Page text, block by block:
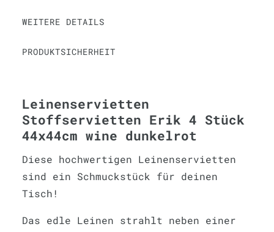
WEITERE DETAILS
PRODUKTSICHERHEIT
Leinenservietten
Stoffservietten Erik 4 Stück
44x44cm wine dunkelrot
Diese hochwertigen Leinenservietten
sind ein Schmuckstück für deinen
Tisch!
Das edle Leinen strahlt neben einer